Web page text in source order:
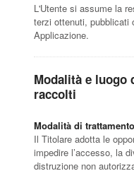
L'Utente si assume la
terzi ottenuti, pubblicati
Applicazione.
Modalità e luogo
raccolti
Modalità di trattamento
Il Titolare adotta le
impedire l’accesso, la
distruzione non